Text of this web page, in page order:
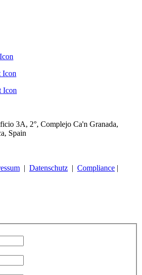
3A, 2°, Complejo Ca'n Granada,
Spain
| Datenschutz | Compliance |